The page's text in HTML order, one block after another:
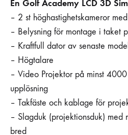
En Golf Academy LCD 3D
– 2 st höghastighetskameror
– Belysning för montage i taket
– Kraftfull dator av senaste
– Högtalare
– Video Projektor på minst
upplösning
– Takfäste och kablage för
– Slagduk (projektionsduk) med
bred